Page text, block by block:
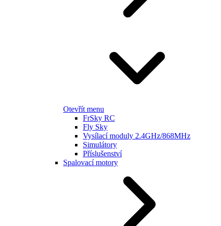
Otevřít menu
FrSky RC
Fly Sky
Vysílací moduly 2.4GHz/868MHz
Simulátory
Příslušenství
Spalovací motory